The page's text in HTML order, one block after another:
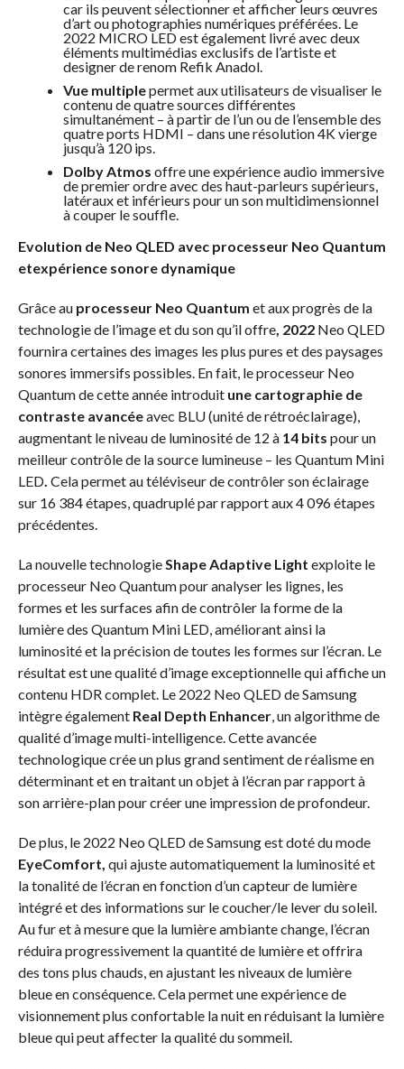
car ils peuvent sélectionner et afficher leurs œuvres
d’art ou photographies numériques préférées. Le
2022 MICRO LED est également livré avec deux
éléments multimédias exclusifs de l’artiste et
designer de renom Refik Anadol.
Vue multiplepermet aux utilisateurs de visualiser le
contenu de quatre sources différentes
simultanément – à partir de l’un ou de l’ensemble des
quatre ports HDMI – dans une résolution 4K vierge
jusqu’à 120 ips.
Dolby Atmos offre une expérience audio immersive
de premier ordre avec des haut-parleurs supérieurs,
latéraux et inférieurs pour un son multidimensionnel
à couper le souffle.
Evolution de Neo QLED avec processeur Neo Quantum
etexpérience sonore dynamique
Grâce au processeur Neo Quantum et aux progrès de la
technologie de l’image et du son qu’il offre, 2022Neo QLED
fournira certaines des images les plus pures et des paysages
sonores immersifs possibles. En fait, le processeur Neo
Quantum de cette année introduit une cartographie de
contraste avancéeavec BLU (unité de rétroéclairage),
augmentant le niveau de luminosité de 12 à 14 bits pour un
meilleur contrôle de la source lumineuse – les Quantum Mini
LED. Cela permet au téléviseur de contrôler son éclairage
sur 16 384 étapes, quadruplé par rapport aux 4 096 étapes
précédentes.
La nouvelle technologieShape Adaptive Light exploite le
processeur Neo Quantum pour analyser les lignes, les
formes et les surfaces afin de contrôler la forme de la
lumière des Quantum Mini LED, améliorant ainsi la
luminosité et la précision de toutes les formes sur l’écran. Le
résultat est une qualité d’image exceptionnelle qui affiche un
contenu HDR complet. Le 2022 Neo QLED de Samsung
intègre également Real Depth Enhancer, un algorithme de
qualité d’image multi-intelligence. Cette avancée
technologique crée un plus grand sentiment de réalisme en
déterminant et en traitant un objet à l’écran par rapport à
son arrière-plan pour créer une impression de profondeur.
De plus, le 2022 Neo QLED de Samsung est doté du mode
EyeComfort, qui ajuste automatiquement la luminosité et
la tonalité de l’écran en fonction d’un capteur de lumière
intégré et des informations sur le coucher/le lever du soleil.
Au fur et à mesure que la lumière ambiante change, l’écran
réduira progressivement la quantité de lumière et offrira
des tons plus chauds, en ajustant les niveaux de lumière
bleue en conséquence. Cela permet une expérience de
visionnement plus confortable la nuit en réduisant la lumière
bleue qui peut affecter la qualité du sommeil.